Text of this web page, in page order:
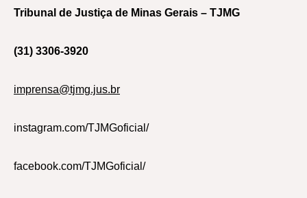
Tribunal de Justiça de Minas Gerais – TJMG
(31) 3306-3920
imprensa@tjmg.jus.br
instagram.com/TJMGoficial/
facebook.com/TJMGoficial/